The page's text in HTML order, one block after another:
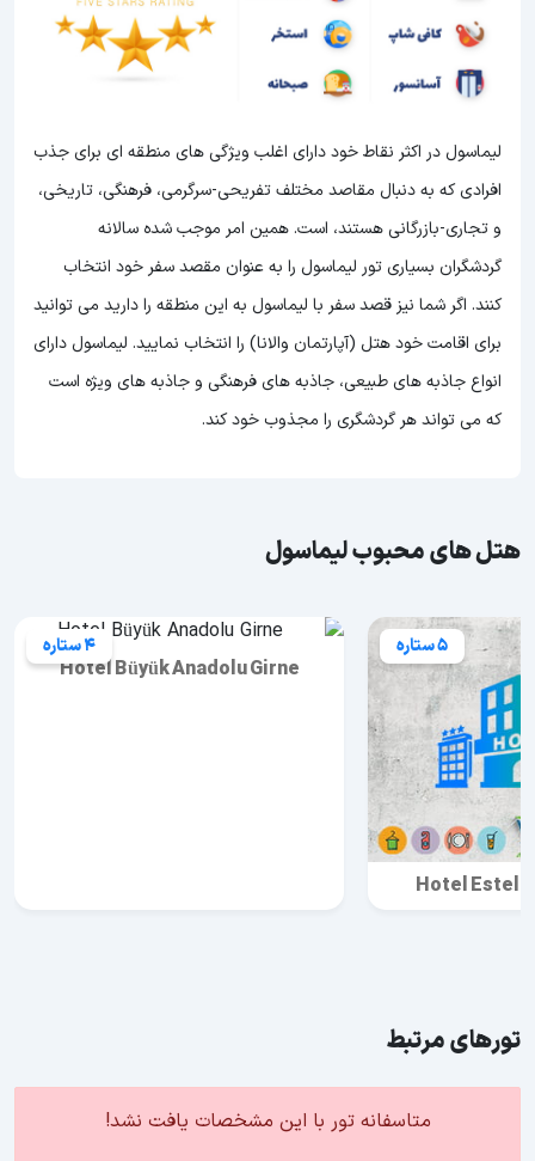
لیماسول در اکثر نقاط خود دارای اغلب ویژگی های منطقه ای برای جذب
افرادی که به دنبال مقاصد مختلف تفریحی-سرگرمی، فرهنگی، تاریخی،
و تجاری-بازرگانی هستند، است. همین امر موجب شده سالانه
گردشگران بسیاری تور لیماسول را به عنوان مقصد سفر خود انتخاب
کنند. اگر شما نیز قصد سفر با لیماسول به این منطقه را دارید می توانید
برای اقامت خود هتل (آپارتمان والانا) را انتخاب نمایید. لیماسول دارای
انواع جاذبه های طبیعی، جاذبه های فرهنگی و جاذبه های ویژه است
که می تواند هر گردشگری را مجذوب خود کند.
هتل های محبوب لیماسول
5 ستاره
Hotel
4 ستاره
Hotel Büyük Anadolu Girne
تورهای مرتبط
متاسفانه تور با این مشخصات یافت نشد!